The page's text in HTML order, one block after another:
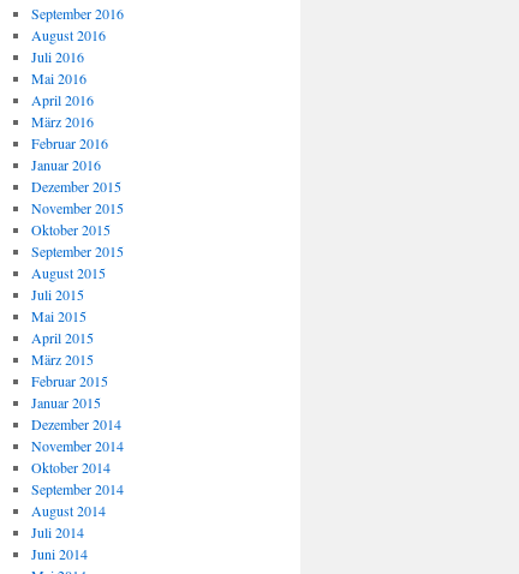
September 2016
August 2016
Juli 2016
Mai 2016
April 2016
März 2016
Februar 2016
Januar 2016
Dezember 2015
November 2015
Oktober 2015
September 2015
August 2015
Juli 2015
Mai 2015
April 2015
März 2015
Februar 2015
Januar 2015
Dezember 2014
November 2014
Oktober 2014
September 2014
August 2014
Juli 2014
Juni 2014